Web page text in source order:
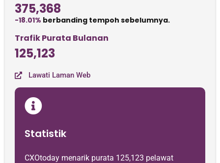
375,368
-18.01% berbanding tempoh sebelumnya.
Trafik Purata Bulanan
125,123
Lawati Laman Web
Statistik
CXOtoday menarik purata 125,123 pelawat